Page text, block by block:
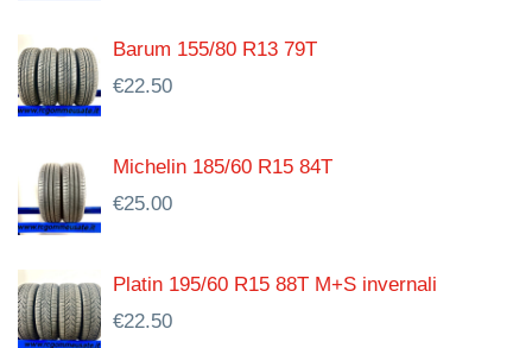
Barum 155/80 R13 79T
€22.50
Michelin 185/60 R15 84T
€25.00
Platin 195/60 R15 88T M+S invernali
€22.50